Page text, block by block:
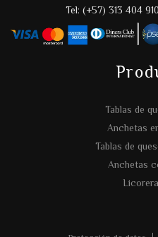
Tel: (+57) 313 404
Tablas de
Anchetas
Tablas de
Anchetas